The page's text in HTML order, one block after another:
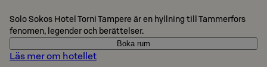
Solo Sokos Hotel Torni Tampere är en hyllning till Tammerfors
fenomen, legender och berättelser.
Boka rum
Läs mer om hotellet